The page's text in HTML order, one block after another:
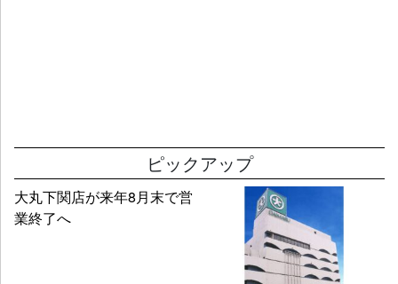
ピックアップ
大丸下関店が来年8月末で営
業終了へ